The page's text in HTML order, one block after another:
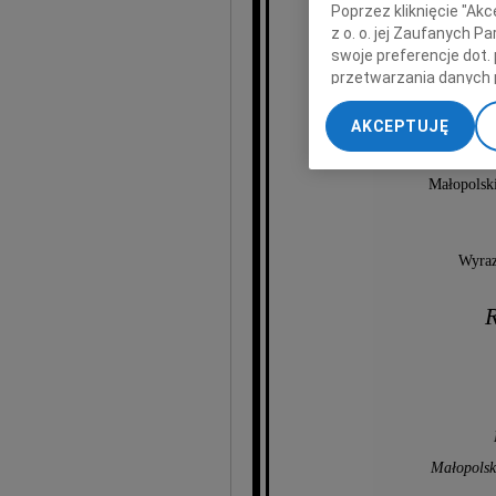
Poprzez kliknięcie
z o. o. jej Zaufanych
swoje preferencje dot.
przetwarzania danych
„Ustawienia
My, nasi Zaufani
dokładnych danych
Przechowywanie
treści, badnie
AKCEPTUJĘ